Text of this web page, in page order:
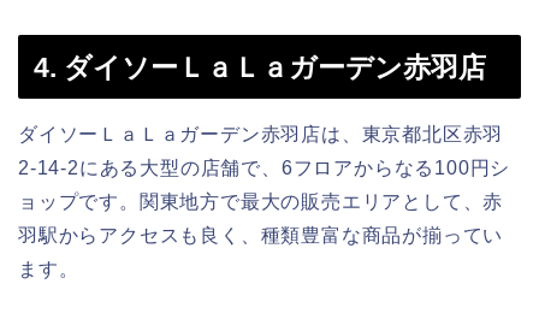
4. ダイソーＬａＬａガーデン赤羽店
ダイソーＬａＬａガーデン赤羽店は、東京都北区赤羽
2-14-2にある大型の店舗で、6フロアからなる100円シ
ョップです。関東地方で最大の販売エリアとして、赤
羽駅からアクセスも良く、種類豊富な商品が揃ってい
ます。